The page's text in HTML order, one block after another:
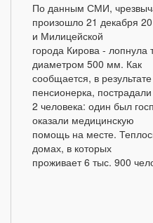
По данным СМИ,
произошло 21 декабря
и Милицейской
города Кирова - лопнула
диаметром 500 мм. Как
сообщается, в
пенсионерка, пострадали
2 человека: один был
оказали медицинскую
помощь на месте.
домах, в которых
проживает 6 тыс. 900